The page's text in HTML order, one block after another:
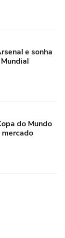
e sonha
do Mundo